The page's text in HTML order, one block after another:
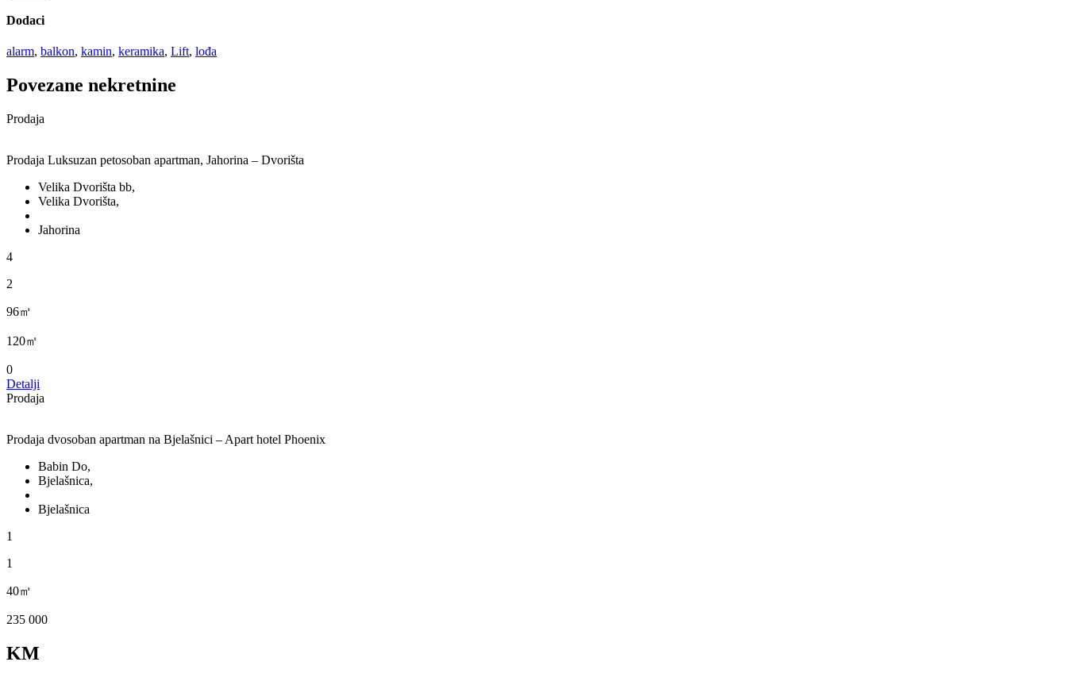
Dodaci
alarm, balkon, kamin, keramika, Lift, lođa
Povezane nekretnine
Prodaja
Prodaja Luksuzan petosoban apartman, Jahorina – Dvorišta
Velika Dvorišta bb,
Velika Dvorišta,
Jahorina
4
2
96㎡
120㎡
0
Detalji
Prodaja
Prodaja dvosoban apartman na Bjelašnici – Apart hotel Phoenix
Babin Do,
Bjelašnica,
Bjelašnica
1
1
40㎡
235 000
KM